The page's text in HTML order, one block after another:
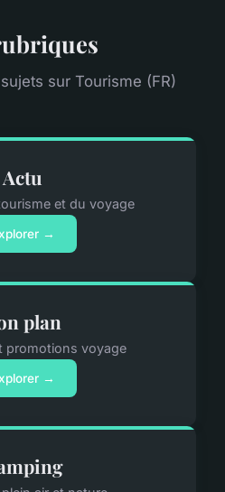
sur Tourisme (FR)
Actu
et du voyage
→
plan
promotions voyage
→